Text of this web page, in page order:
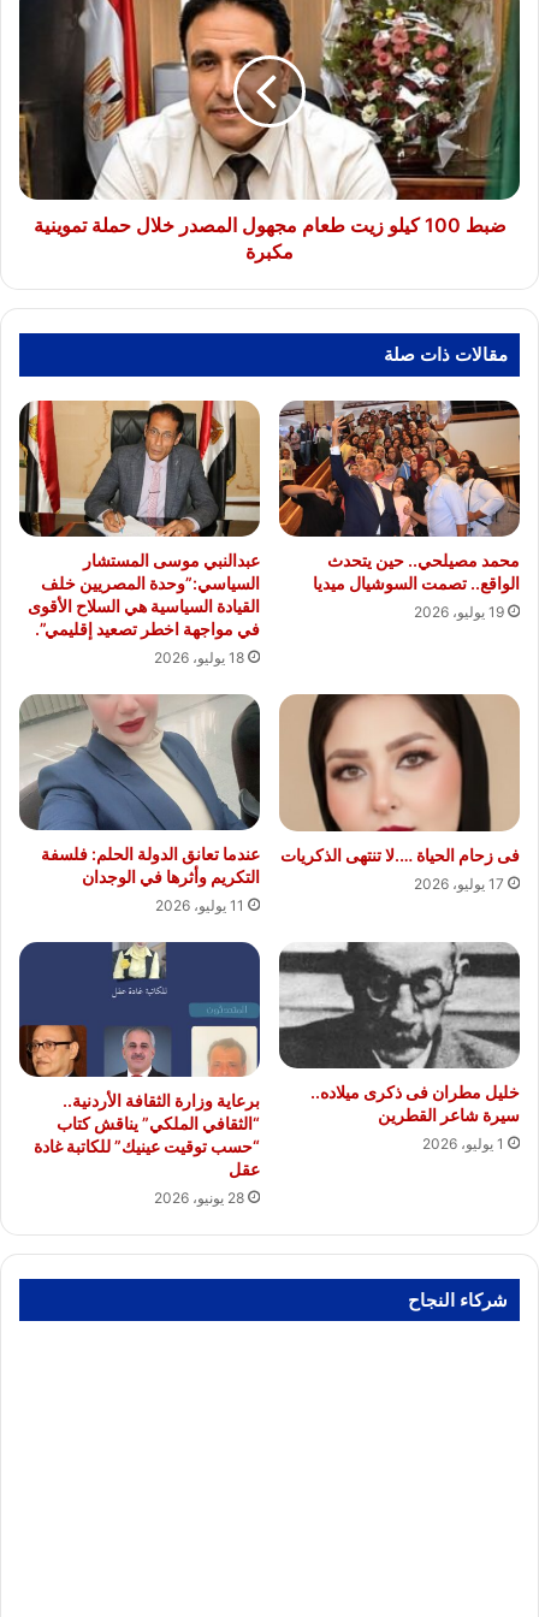
100
كيلو
زيت
طعام
مجهول
المصدر
حملة
تموينية
ضبط 100 كيلو زيت طعام مجهول المصدر خلال حملة تموينية
مكبرة
مقالات ذات صلة
محمد مصيلحي.. حين يتحدث
الواقع.. تصمت السوشيال ميديا
19 يوليو، 2026
عبدالنبي موسى المستشار
السياسي:”وحدة المصريين خلف
القيادة السياسية هي السلاح الأقوى
في مواجهة اخطر تصعيد إقليمي”.
18 يوليو، 2026
فى زحام الحياة ….لا تنتهى الذكريات
17 يوليو، 2026
عندما تعانق الدولة الحلم: فلسفة
التكريم وأثرها في الوجدان
11 يوليو، 2026
خليل مطران فى ذكرى ميلاده..
سيرة شاعر القطرين
1 يوليو، 2026
برعاية وزارة الثقافة الأردنية..
“الثقافي الملكي” يناقش كتاب
“حسب توقيت عينيك” للكاتبة غادة
عقل
28 يونيو، 2026
شركاء النجاح